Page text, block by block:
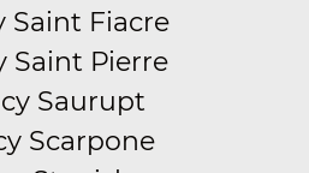
Saint Fiacre
Saint Pierre
Saurupt
Scarpone